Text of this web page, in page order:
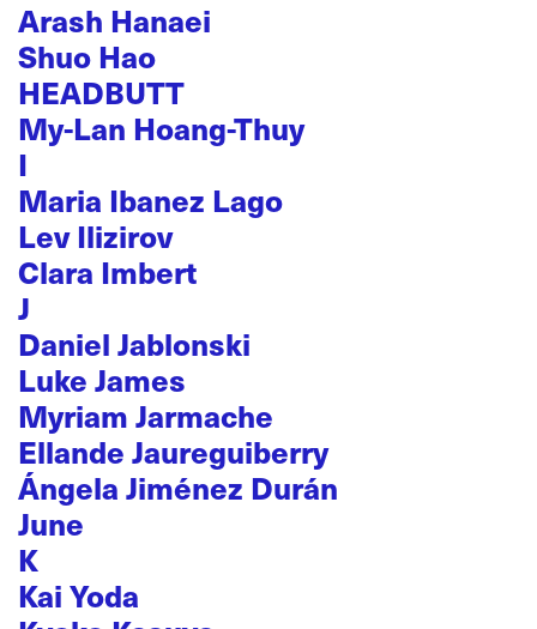
Arash Hanaei
Shuo Hao
HEADBUTT
My-Lan Hoang-Thuy
I
Maria Ibanez Lago
Lev Ilizirov
Clara Imbert
J
Daniel Jablonski
Luke James
Myriam Jarmache
Ellande Jaureguiberry
Ángela Jiménez Durán
June
K
Kai Yoda